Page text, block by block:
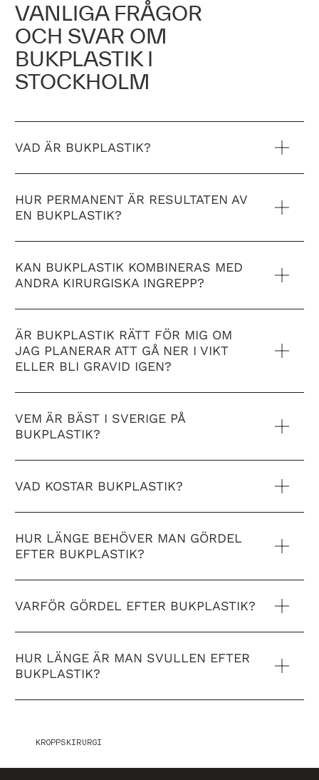
VANLIGA FRÅGOR
OCH SVAR OM
BUKPLASTIK I
STOCKHOLM
VAD ÄR BUKPLASTIK?
HUR PERMANENT ÄR RESULTATEN AV
EN BUKPLASTIK?
KAN BUKPLASTIK KOMBINERAS MED
ANDRA KIRURGISKA INGREPP?
ÄR BUKPLASTIK RÄTT FÖR MIG OM
JAG PLANERAR ATT GÅ NER I VIKT
ELLER BLI GRAVID IGEN?
VEM ÄR BÄST I SVERIGE PÅ
BUKPLASTIK?
VAD KOSTAR BUKPLASTIK?
HUR LÄNGE BEHÖVER MAN GÖRDEL
EFTER BUKPLASTIK?
VARFÖR GÖRDEL EFTER BUKPLASTIK?
HUR LÄNGE ÄR MAN SVULLEN EFTER
BUKPLASTIK?
KROPPSKIRURGI